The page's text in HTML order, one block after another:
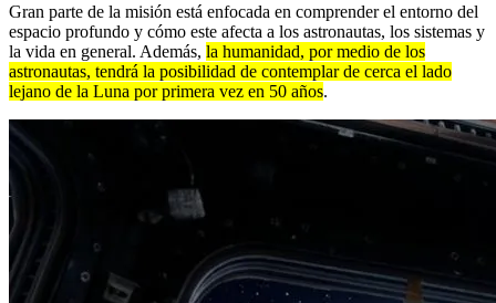
Gran parte de la misión está enfocada en comprender el entorno del
espacio profundo y cómo este afecta a los astronautas, los sistemas y
la vida en general. Además, la humanidad, por medio de los
astronautas, tendrá la posibilidad de contemplar de cerca el lado
lejano de la Luna por primera vez en 50 años.